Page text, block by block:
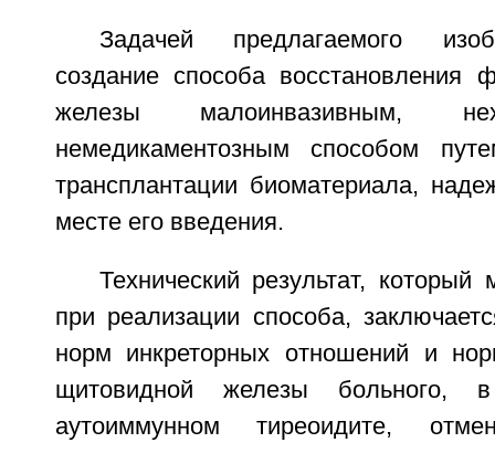
Задачей предлагаемого
создание способа восстановления
железы малоинвазивным,
немедикаментозным способом
трансплантации биоматериала,
месте его введения.
Технический результат,
при реализации способа,
норм инкреторных отношений и
щитовидной железы
аутоиммунном тиреоидите,